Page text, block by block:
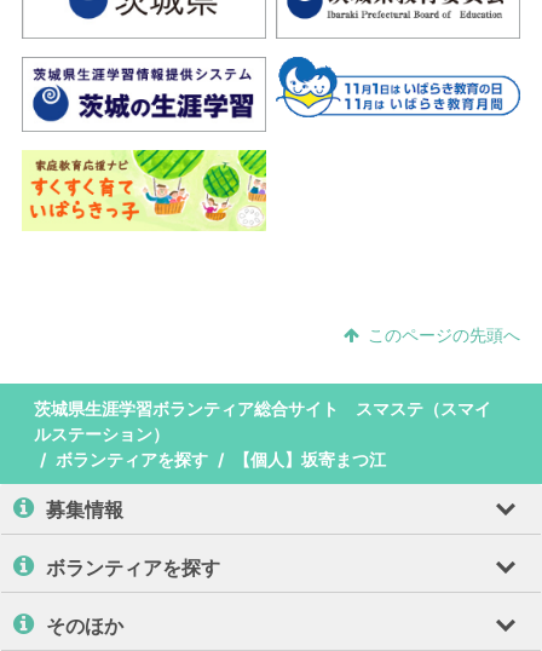
このページの先頭へ
茨城県生涯学習ボランティア総合サイト スマステ（スマイ
ルステーション）
ボランティアを探す
【個人】坂寄まつ江
募集情報
ボランティアを探す
そのほか